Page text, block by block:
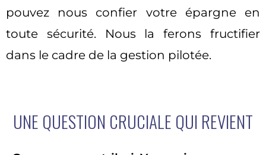
pouvez nous confier votre épargne en
toute sécurité. Nous la ferons fructifier
dans le cadre de la gestion pilotée.
UNE QUESTION CRUCIALE QUI REVIENT